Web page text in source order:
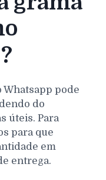
pode
do
úteis. Para
para que
em
entrega.